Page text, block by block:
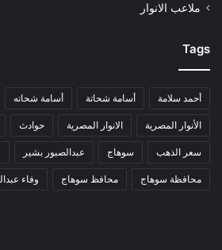
ملاعب الانوار
Tags
أحمد سلامة أسامة شحاتة أسامة شحاته
الأنوار المصرية الانوار المصرية حوادث
سعر الذهب سوهاج عبدالصبور بشير
محافظة سوهاج محافظ سوهاج وفاء